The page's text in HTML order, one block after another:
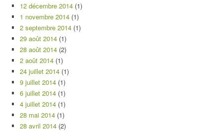
12 décembre 2014 (1)
1 novembre 2014 (1)
2 septembre 2014 (1)
29 août 2014 (1)
28 août 2014 (2)
2 août 2014 (1)
24 juillet 2014 (1)
9 juillet 2014 (1)
6 juillet 2014 (1)
4 juillet 2014 (1)
28 mai 2014 (1)
28 avril 2014 (2)